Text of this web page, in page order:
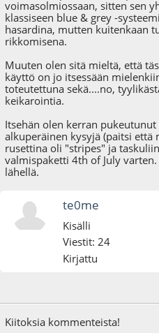
voimasolmiossaan, sitten sen
klassiseen blue & grey -
hasardina, mutten kuitenkaan
rikkomisena.
Muuten olen sitä mieltä, että
käyttö on jo itsessään
toteutettuna sekä....no,
keikarointia.
Itsehän olen kerran
alkuperäinen kysyjä (paitsi että
rusettina oli "stripes" ja
valmispaketti 4th of July
lähellä.
te0me
Kisälli
Viestit: 24
Kirjattu
Kiitoksia kommenteista!